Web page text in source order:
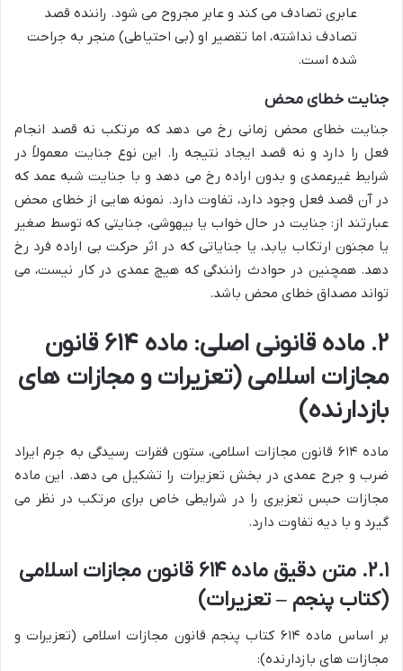
عابری تصادف می کند و عابر مجروح می شود. راننده قصد
تصادف نداشته، اما تقصیر او (بی احتیاطی) منجر به جراحت
شده است.
جنایت خطای محض
جنایت خطای محض زمانی رخ می دهد که مرتکب نه قصد انجام
فعل را دارد و نه قصد ایجاد نتیجه را. این نوع جنایت معمولاً در
شرایط غیرعمدی و بدون اراده رخ می دهد و با جنایت شبه عمد که
در آن قصد فعل وجود دارد، تفاوت دارد. نمونه هایی از خطای محض
عبارتند از: جنایت در حال خواب یا بیهوشی، جنایتی که توسط صغیر
یا مجنون ارتکاب یابد، یا جنایاتی که در اثر حرکت بی اراده فرد رخ
دهد. همچنین در حوادث رانندگی که هیچ عمدی در کار نیست، می
تواند مصداق خطای محض باشد.
۲. ماده قانونی اصلی: ماده ۶۱۴ قانون
مجازات اسلامی (تعزیرات و مجازات های
بازدارنده)
ماده ۶۱۴ قانون مجازات اسلامی، ستون فقرات رسیدگی به جرم ایراد
ضرب و جرح عمدی در بخش تعزیرات را تشکیل می دهد. این ماده
مجازات حبس تعزیری را در شرایطی خاص برای مرتکب در نظر می
گیرد و با دیه تفاوت دارد.
۲.۱. متن دقیق ماده ۶۱۴ قانون مجازات اسلامی
(کتاب پنجم – تعزیرات)
بر اساس ماده ۶۱۴ کتاب پنجم قانون مجازات اسلامی (تعزیرات و
مجازات های بازدارنده):